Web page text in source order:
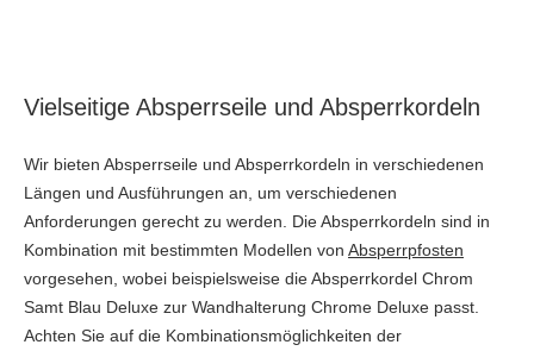
Vielseitige Absperrseile und Absperrkordeln
Wir bieten Absperrseile und Absperrkordeln in verschiedenen
Längen und Ausführungen an, um verschiedenen
Anforderungen gerecht zu werden. Die Absperrkordeln sind in
Kombination mit bestimmten Modellen von Absperrpfosten
vorgesehen, wobei beispielsweise die Absperrkordel Chrom
Samt Blau Deluxe zur Wandhalterung Chrome Deluxe passt.
Achten Sie auf die Kombinationsmöglichkeiten der